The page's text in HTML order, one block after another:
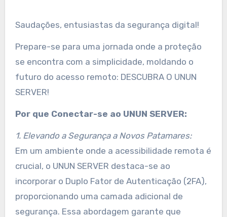
Saudações, entusiastas da segurança digital!
Prepare-se para uma jornada onde a proteção
se encontra com a simplicidade, moldando o
futuro do acesso remoto: DESCUBRA O UNUN
SERVER!
Por que Conectar-se ao UNUN SERVER:
1. Elevando a Segurança a Novos Patamares:
Em um ambiente onde a acessibilidade remota é
crucial, o UNUN SERVER destaca-se ao
incorporar o Duplo Fator de Autenticação (2FA),
proporcionando uma camada adicional de
segurança. Essa abordagem garante que